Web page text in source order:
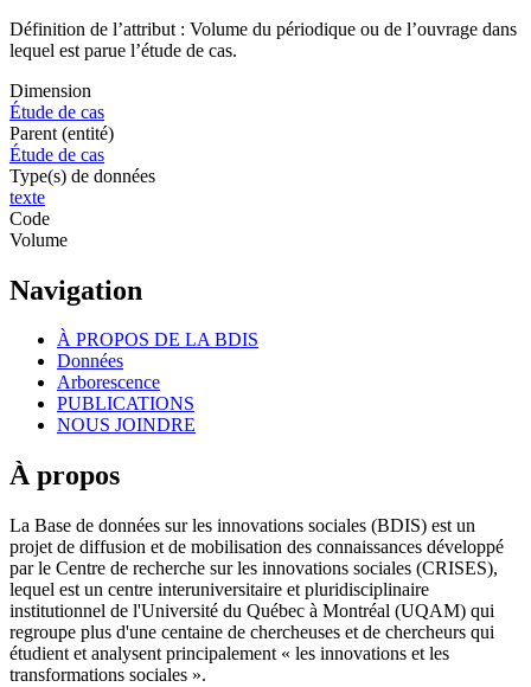
Définition de l’attribut : Volume du périodique ou de l’ouvrage dans
lequel est parue l’étude de cas.
Dimension
Étude de cas
Parent (entité)
Étude de cas
Type(s) de données
texte
Code
Volume
Navigation
À PROPOS DE LA BDIS
Données
Arborescence
PUBLICATIONS
NOUS JOINDRE
À propos
La Base de données sur les innovations sociales (BDIS) est un
projet de diffusion et de mobilisation des connaissances développé
par le Centre de recherche sur les innovations sociales (CRISES),
lequel est un centre interuniversitaire et pluridisciplinaire
institutionnel de l'Université du Québec à Montréal (UQAM) qui
regroupe plus d'une centaine de chercheuses et de chercheurs qui
étudient et analysent principalement « les innovations et les
transformations sociales ».